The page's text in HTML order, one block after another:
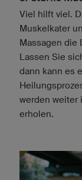
Viel hilft viel.
Muskelkater
Massagen die
Lassen Sie
dann kann es
werden weiter
erholen.